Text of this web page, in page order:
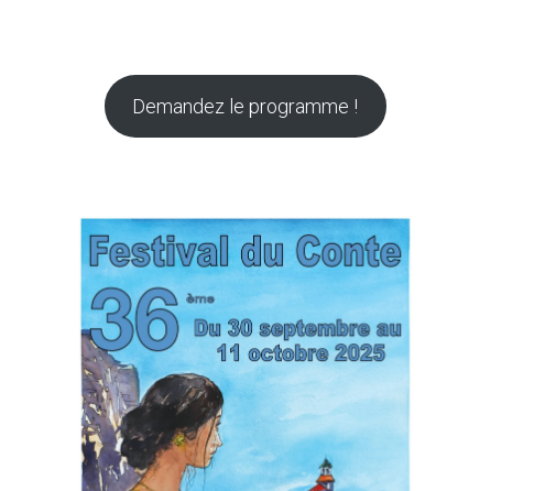
Demandez le programme !